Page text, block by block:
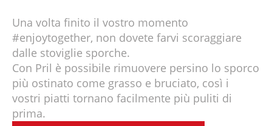
Una volta finito il vostro momento
#enjoytogether, non dovete farvi scoraggiare
dalle stoviglie sporche.
Con Pril è possibile rimuovere persino lo sporco
più ostinato come grasso e bruciato, così i
vostri piatti tornano facilmente più puliti di
prima.